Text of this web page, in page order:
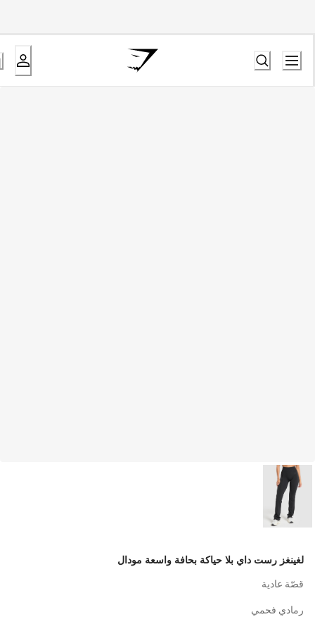
لغينغز رست داي بلا حياكة بحافة واسعة مودال
قصّة عادية
رمادي فحمي